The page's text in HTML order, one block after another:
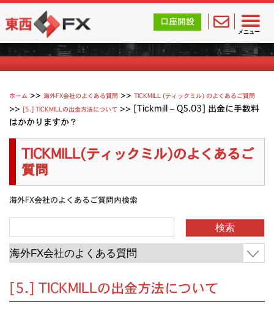
メニュー
東西FX｜海外FX会社（ブローカー）の無料口座開設サポ
口座開設
Tickmill (ティックミル) よくあるご質問
ホーム >>海外FX会社のよくある質問 >>TICKMILL (ティックミル) のよくあるご質問
>> [5.] TICKMILLの出金方法について >> [Tickmill – Q5.03] 出金に手数料
はかかりますか？
TICKMILL(ティックミル)のよくあるご
質問
海外FX会社のよくあるご質問内検索
[5.] TICKMILLの出金方法について